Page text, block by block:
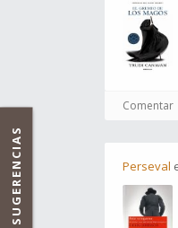
Comentar
Perseval
SUGERENCIAS